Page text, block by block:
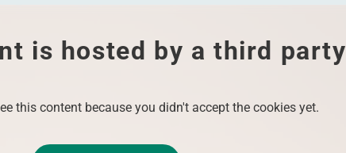
is hosted by a third party
this content because you didn't accept the cookies yet.